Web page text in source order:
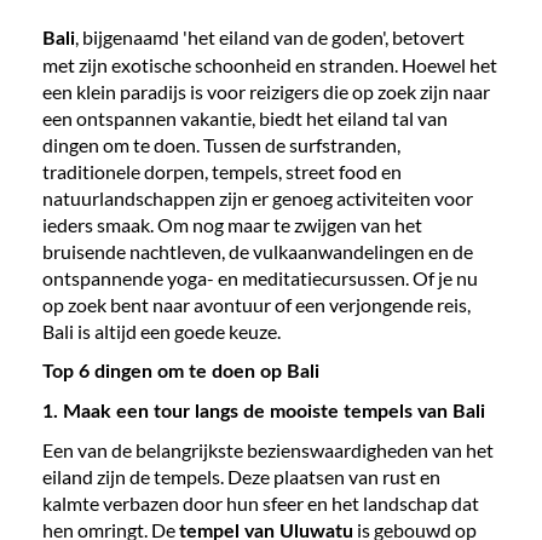
Bali, bijgenaamd 'het eiland van de goden', betovert
met zijn exotische schoonheid en stranden. Hoewel het
een klein paradijs is voor reizigers die op zoek zijn naar
een ontspannen vakantie, biedt het eiland tal van
dingen om te doen. Tussen de surfstranden,
traditionele dorpen, tempels, street food en
natuurlandschappen zijn er genoeg activiteiten voor
ieders smaak. Om nog maar te zwijgen van het
bruisende nachtleven, de vulkaanwandelingen en de
ontspannende yoga- en meditatiecursussen. Of je nu
op zoek bent naar avontuur of een verjongende reis,
Bali is altijd een goede keuze.
Top 6 dingen om te doen op Bali
1. Maak een tour langs de mooiste tempels van Bali
Een van de belangrijkste bezienswaardigheden van het
eiland zijn de tempels. Deze plaatsen van rust en
kalmte verbazen door hun sfeer en het landschap dat
hen omringt. Detempel van Uluwatu is gebouwd op